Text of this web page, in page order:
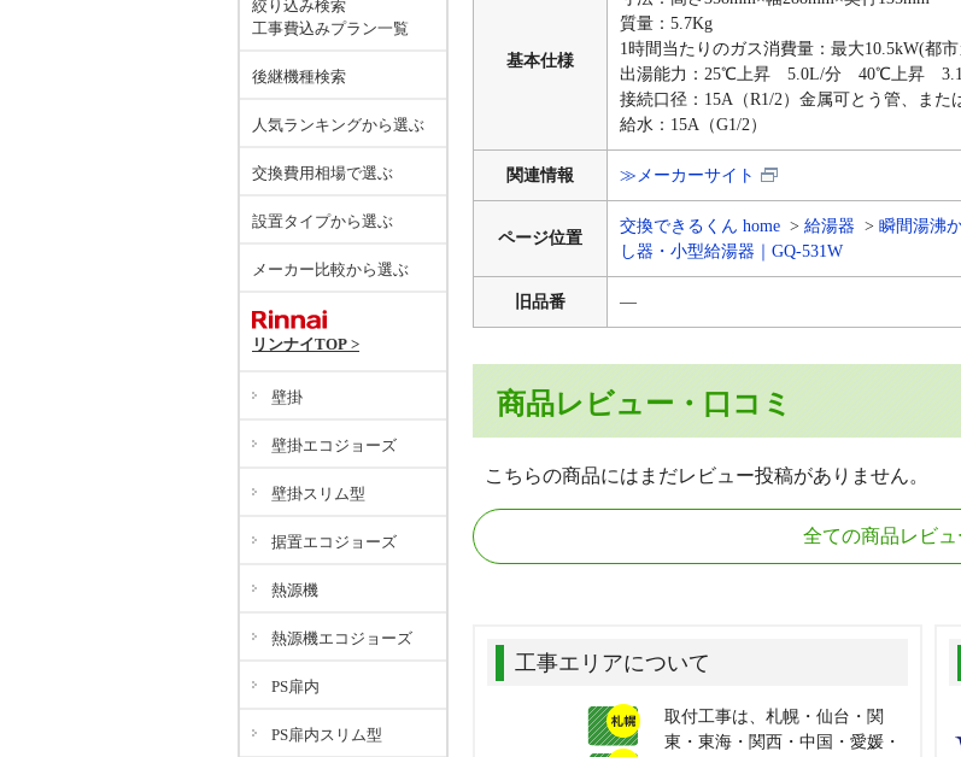
基本仕様
質量：5.7Kg
1時間当たりのガス消費量：最大10.5kW(都
出湯能力：25℃上昇 5.0L/分 40℃上昇
接続口径：15A（R1/2）金属可とう管、また
給水：15A（G1/2）
関連情報 ≫メーカーサイト
ページ位置
交換できるくん home 給湯器 瞬間湯沸
し器・小型給湯器｜GQ-531W
旧品番 ―
商品レビュー・口コミ
こちらの商品にはまだレビュー投稿がありません。
全ての商品レビュ
工事エリアについて
取付工事は、札幌・仙台・関
東・東海・関西・中国・愛媛・
絞り込み検索
工事費込みプラン一覧
後継機種検索
人気ランキングから選ぶ
交換費用相場で選ぶ
設置タイプから選ぶ
メーカー比較から選ぶ
リンナイTOP >
壁掛
壁掛エコジョーズ
壁掛スリム型
据置エコジョーズ
熱源機
熱源機エコジョーズ
PS扉内
PS扉内スリム型